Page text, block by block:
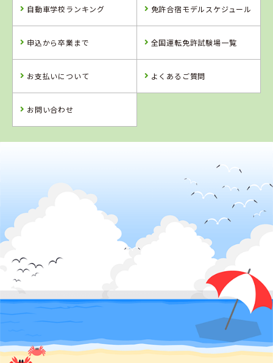
詳 細
2
さくら那須モータースクール
詳 細
3位
所（旧千葉マリ
グスクール）
詳 細
予 約
タースクール
詳 細
4位
糸魚川自動車学
校
詳 細
5位
新潟県
6位
埼玉県
行田自動車教習
詳 細
予 約
自動車学校ランキング 免許合宿モデルスケジュール
申込から卒業まで 全国運転免許試験場一覧
お支払いについて よくあるご質問
お問い合わせ